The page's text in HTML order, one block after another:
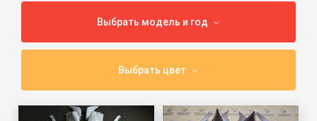
Выбрать модель и год
Выбрать цвет